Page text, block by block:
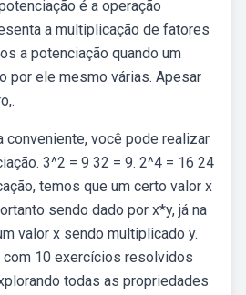
é a operação
a multiplicação de fatores
a potenciação quando um
por ele mesmo várias. Apesar
conveniente, você pode realizar
3^2 = 9 32 = 9. 2^4 = 16 24
temos que um certo valor x
sendo dado por x*y, já na
valor x sendo multiplicado y.
com 10 exercícios resolvidos
todas as propriedades